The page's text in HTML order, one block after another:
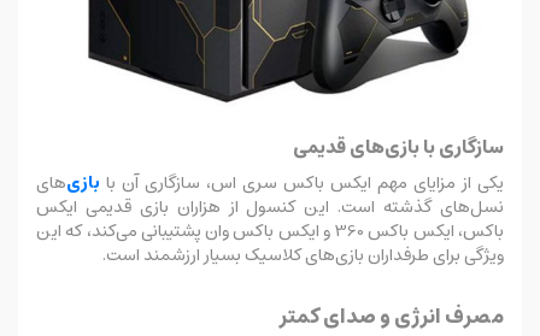
سازگاری با بازی‌های قدیمی
یکی از مزایای مهم ایکس باکس سری اس، سازگاری آن با بازی‌های
نسل‌های گذشته است. این کنسول از هزاران بازی قدیمی ایکس
باکس، ایکس باکس 360 و ایکس باکس وان پشتیبانی می‌کند، که این
ویژگی برای طرفداران بازی‌های کلاسیک بسیار ارزشمند است.
مصرف انرژی و صدای کمتر